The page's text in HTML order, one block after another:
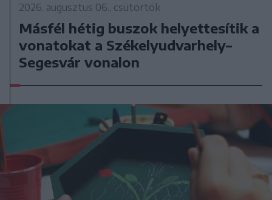
2026. augusztus 06., csütörtök
Másfél hétig buszok helyettesítik a
vonatokat a Székelyudvarhely–
Segesvár vonalon